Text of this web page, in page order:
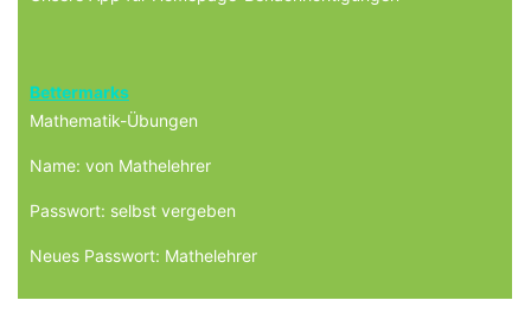
Bettermarks
Mathematik-Übungen
Name: von Mathelehrer
Passwort: selbst vergeben
Neues Passwort: Mathelehrer